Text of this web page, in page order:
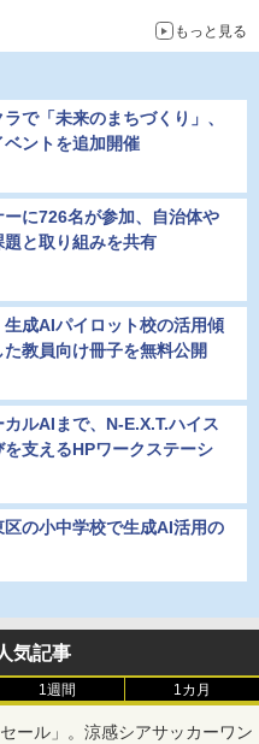
もっと見る
で「未来のまちづくり」、
ントを追加開催
に726名が参加、自治体や
と取り組みを共有
生成AIパイロット校の活用傾
教員向け冊子を無料公開
ルAIまで、N-E.X.T.ハイス
支えるHPワークステーシ
の小中学校で生成AI活用の
気記事
1週間 1カ月
ール」。涼感シアサッカーワン